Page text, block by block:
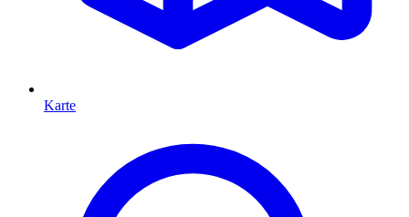
Karte